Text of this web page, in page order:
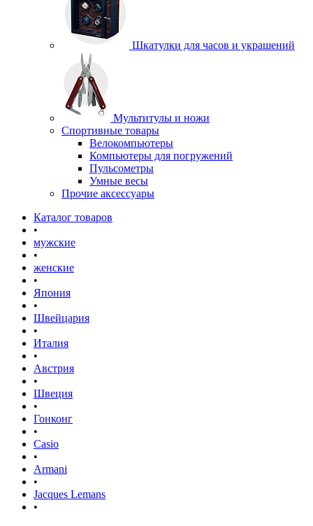
Шкатулки для часов и украшений
Мультитулы и ножи
Спортивные товары
Велокомпьютеры
Компьютеры для погружений
Пульсометры
Умные весы
Прочие аксессуары
Каталог товаров
•
мужские
•
женские
•
Япония
•
Швейцария
•
Италия
•
Австрия
•
Швеция
•
Гонконг
•
Casio
•
Armani
•
Jacques Lemans
•